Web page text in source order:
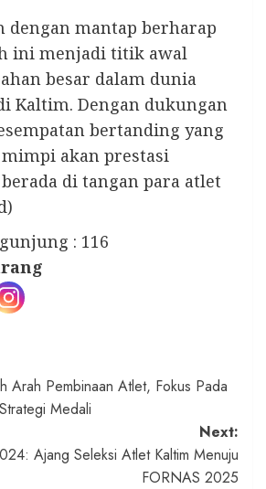
dengan mantap berharap
ini menjadi titik awal
besar dalam dunia
Kaltim. Dengan dukungan
bertanding yang
akan prestasi
di tangan para atlet
: 116
Arah Pembinaan Atlet, Fokus Pada
Medali
Next:
Ajang Seleksi Atlet Kaltim Menuju
FORNAS 2025